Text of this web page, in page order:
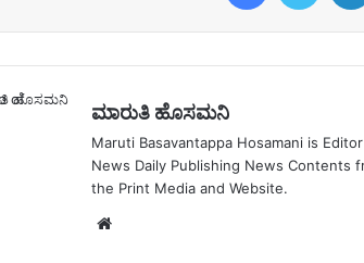
ಮಾರುತಿ ಹೊಸಮನಿ
Maruti Basavantappa Hosamani is
News Daily Publishing News Contents
the Print Media and Website.
Website